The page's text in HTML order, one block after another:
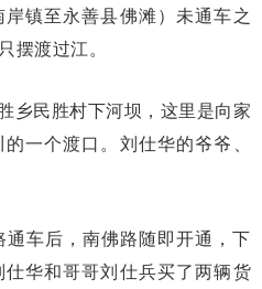
镇至永善县佛滩）未通车之
摆渡过江。
乡民胜村下河坝，这里是向家
一个渡口。刘仕华的爷爷、
车后，南佛路随即开通，下
华和哥哥刘仕兵买了两辆货